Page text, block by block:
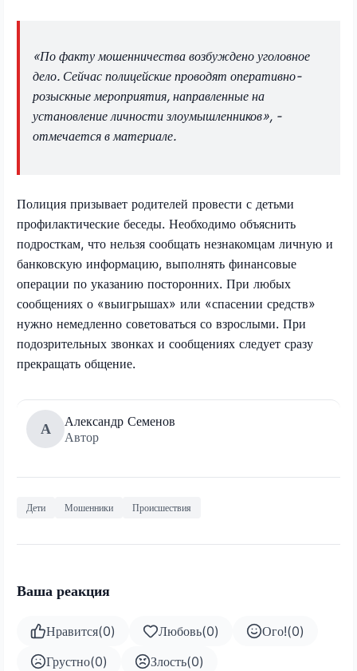
«По факту мошенничества возбуждено уголовное
дело. Сейчас полицейские проводят оперативно-
розыскные мероприятия, направленные на
установление личности злоумышленников», -
отмечается в материале.
Полиция призывает родителей провести с детьми
профилактические беседы. Необходимо объяснить
подросткам, что нельзя сообщать незнакомцам личную и
банковскую информацию, выполнять финансовые
операции по указанию посторонних. При любых
сообщениях о «выигрышах» или «спасении средств»
нужно немедленно советоваться со взрослыми. При
подозрительных звонках и сообщениях следует сразу
прекращать общение.
А
Александр Семенов
Автор
Дети Мошенники Происшествия
Ваша реакция
Нравится(0) Любовь(0) Ого!(0)
Грустно(0) Злость(0)